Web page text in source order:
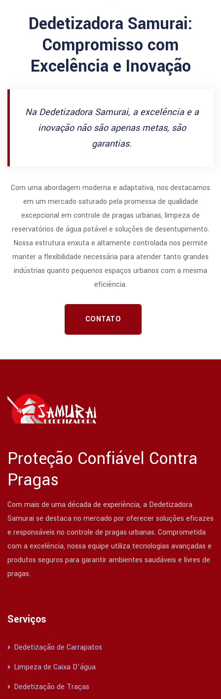
Dedetizadora Samurai:
Compromisso com
Excelência e Inovação
Na Dedetizadora Samurai, a excelência e a
inovação não são apenas metas, são
garantias.
Com uma abordagem moderna e adaptativa, nos destacamos
em um mercado saturado pela promessa de qualidade
excepcional em controle de pragas urbanas, limpeza de
reservatórios de água potável e soluções de desentupimento.
Nossa estrutura enxuta e altamente controlada nos permite
manter a flexibilidade necessária para atender tanto grandes
indústrias quanto pequenos espaços urbanos com a mesma
eficiência.
CONTATO
Proteção Confiável Contra
Pragas
Com mais de uma década de experiência, a Dedetizadora
Samurai se destaca no mercado por oferecer soluções eficazes
e responsáveis no controle de pragas urbanas. Comprometida
com a excelência, nossa equipe utiliza tecnologias avançadas e
produtos seguros para garantir ambientes saudáveis e livres de
pragas.
Serviços
Dedetização de Carrapatos
Limpeza de Caixa D’água
Dedetização de Traças